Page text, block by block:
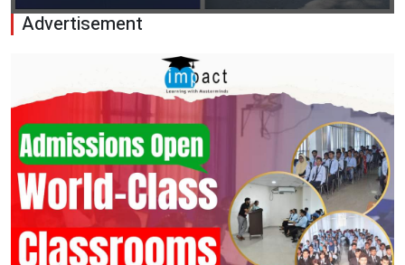
Advertisement